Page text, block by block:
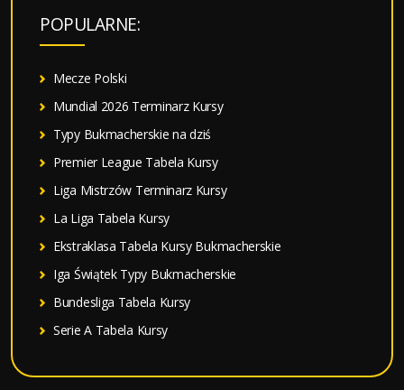
POPULARNE:
Mecze Polski
Mundial 2026 Terminarz Kursy
Typy Bukmacherskie na dziś
Premier League Tabela Kursy
Liga Mistrzów Terminarz Kursy
La Liga Tabela Kursy
Ekstraklasa Tabela Kursy Bukmacherskie
Iga Świątek Typy Bukmacherskie
Bundesliga Tabela Kursy
Serie A Tabela Kursy